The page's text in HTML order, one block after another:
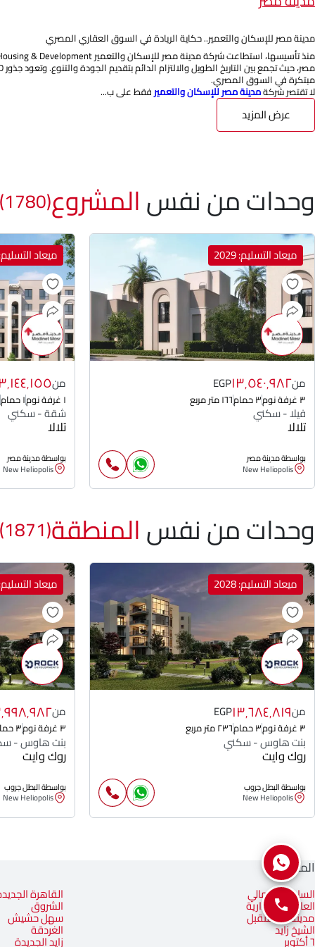
مدينة مصر للإسكان والتعمير.. حكاية الريادة في السوق العقاري المصري
مبتكرة في السوق المصري.
لا تقتصر شركةمدينة مصر للإسكان والتعميرفقط على ب...
عرض المزيد
وحدات من نفسالمشروع(1780)
ميعاد التسليم: 2029
من١٣٬٥٤٠٬٩٨٢EGP
٣ غرفة نوم ٣ حمام ١٦٦ متر مربع
فيلا - سكني
تلالا
بواسطة مدينة مصر
New Heliopolis
ميعاد التسليم: 2029
من٣٬١٤٤٬١٥٥
١ غرفة نوم ١ حمام
شقة - سكني
تلالا
بواسطة مدينة مصر
New Heliopolis
وحدات من نفسالمنطقة(1871)
ميعاد التسليم: 2028
من١٣٬٦٨٤٬٨١٩EGP
٣ غرفة نوم ٣ حمام ٢٣٦ متر مربع
بنت هاوس - سكني
روك وايت
بواسطة البطل جروب
New Heliopolis
ميعاد التسليم: 2028
من
٣ غرفة نوم ٣ حمام
بنت هاوس -
روك وايت
بواسطة البطل جروب
New Heliopolis
المناطق
الساحل الشمالي
العاصمة الإدارية
مدينة المستقبل
الشيخ زايد
٦ أكتوبر
القاهرة
الشروق
سهل حشيش
الغردقة
زايد الجديدة